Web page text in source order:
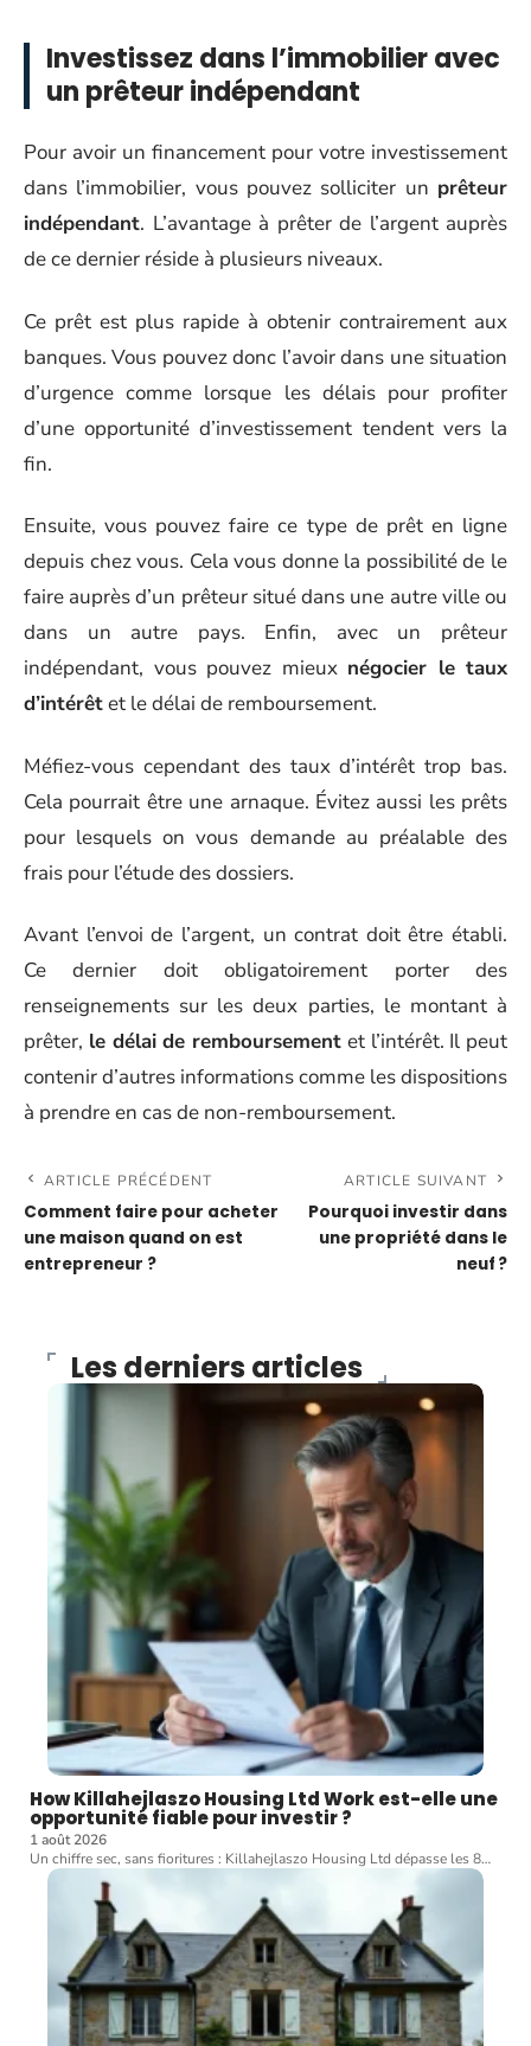
Investissez dans l’immobilier avec
un prêteur indépendant
Pour avoir un financement pour votre investissement
dans l’immobilier, vous pouvez solliciter un prêteur
indépendant. L’avantage à prêter de l’argent auprès
de ce dernier réside à plusieurs niveaux.
Ce prêt est plus rapide à obtenir contrairement aux
banques. Vous pouvez donc l’avoir dans une situation
d’urgence comme lorsque les délais pour profiter
d’une opportunité d’investissement tendent vers la
fin.
Ensuite, vous pouvez faire ce type de prêt en ligne
depuis chez vous. Cela vous donne la possibilité de le
faire auprès d’un prêteur situé dans une autre ville ou
dans un autre pays. Enfin, avec un prêteur
indépendant, vous pouvez mieux négocier le taux
d’intérêtet le délai de remboursement.
Méfiez-vous cependant des taux d’intérêt trop bas.
Cela pourrait être une arnaque. Évitez aussi les prêts
pour lesquels on vous demande au préalable des
frais pour l’étude des dossiers.
Avant l’envoi de l’argent, un contrat doit être établi.
Ce dernier doit obligatoirement porter des
renseignements sur les deux parties, le montant à
prêter, le délai de remboursement et l’intérêt. Il peut
contenir d’autres informations comme les dispositions
à prendre en cas de non-remboursement.
ARTICLE PRÉCÉDENT
Comment faire pour acheter
une maison quand on est
entrepreneur ?
ARTICLE SUIVANT
Pourquoi investir dans
une propriété dans le
neuf ?
Les derniers articles
How Killahejlaszo Housing Ltd Work est-elle une
opportunité fiable pour investir ?
1 août 2026
Un chiffre sec, sans fioritures : Killahejlaszo Housing Ltd dépasse les 8…